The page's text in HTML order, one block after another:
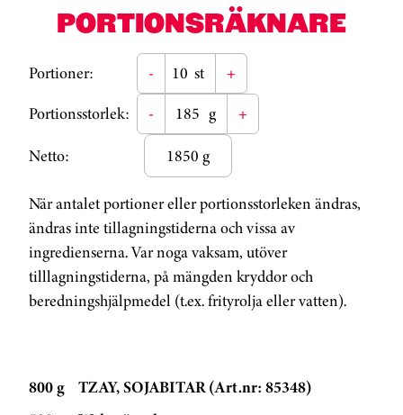
PORTIONSRÄKNARE
Portioner: - st
+
Portionsstorlek:
- g
+
Netto:
1850 g
När antalet portioner eller portionsstorleken ändras,
ändras inte tillagningstiderna och vissa av
ingredienserna. Var noga vaksam, utöver
tilllagningstiderna, på mängden kryddor och
beredningshjälpmedel (t.ex. frityrolja eller vatten).
800 g
TZAY, SOJABITAR (Art.nr: 85348)